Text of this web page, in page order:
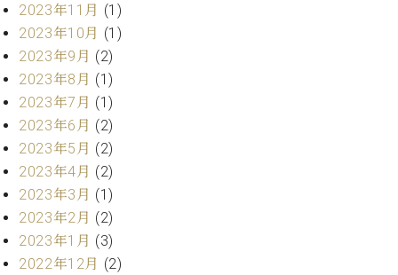
C.
ベ
ヒ
シ
ュ
タ
イ
ン
ア
カ
デ
ミ
ー
シ
ェ
ル
ュ
ア
ク
セ
ス
セン
トラ
ム東
京の
ご案
2023年11月 (1)
2023年10月 (1)
2023年9月 (2)
2023年8月 (1)
2023年7月 (1)
2023年6月 (2)
2023年5月 (2)
2023年4月 (2)
2023年3月 (1)
2023年2月 (2)
2023年1月 (3)
2022年12月 (2)